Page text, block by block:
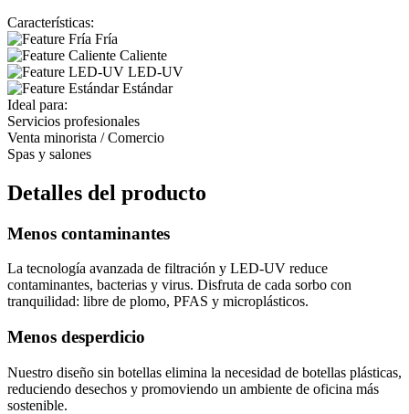
Características:
Fría
Caliente
LED-UV
Estándar
Ideal para:
Servicios profesionales
Venta minorista / Comercio
Spas y salones
Detalles del producto
Menos contaminantes
La tecnología avanzada de filtración y LED-UV reduce
contaminantes, bacterias y virus. Disfruta de cada sorbo con
tranquilidad: libre de plomo, PFAS y microplásticos.
Menos desperdicio
Nuestro diseño sin botellas elimina la necesidad de botellas plásticas,
reduciendo desechos y promoviendo un ambiente de oficina más
sostenible.